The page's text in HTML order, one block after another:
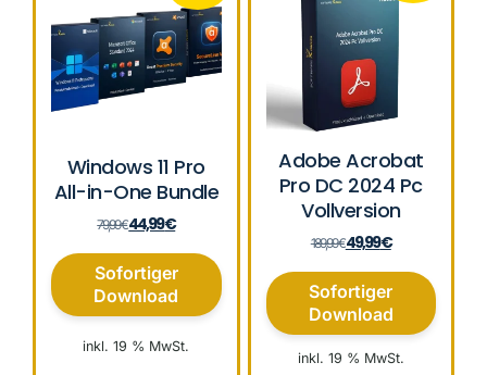
Windows 11 Pro
All-in-One Bundle
79,99€44,99€
Sofortiger
Download
inkl. 19 % MwSt.
Adobe Acrobat
Pro DC 2024 Pc
Vollversion
189,99€49,99€
Sofortiger
Download
inkl. 19 % MwSt.